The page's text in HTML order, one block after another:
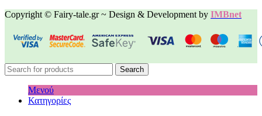
Copyright © Fairy-tale.gr ~ Design & Development by IMBnet
Search
Μενού
Κατηγορίες